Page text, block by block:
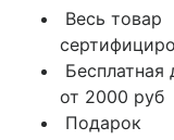
Весь товар
Бесплатная
от 2000 руб
Подарок